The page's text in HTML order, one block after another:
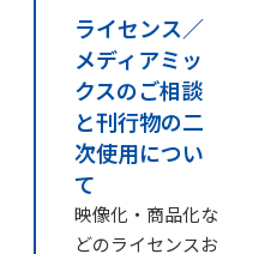
ライセンス／
メディアミッ
クスのご相談
と刊行物の二
次使用につい
て
映像化・商品化な
どのライセンスお